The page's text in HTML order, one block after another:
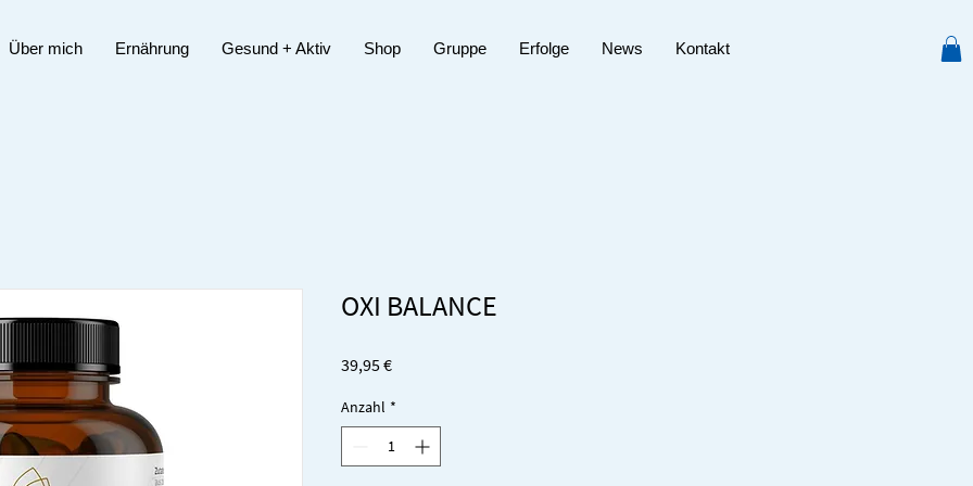
Über mich Ernährung Gesund + Aktiv Shop Gruppe Erfolge News Kontakt
OXI BALANCE
39,95 €Preis
Anzahl *